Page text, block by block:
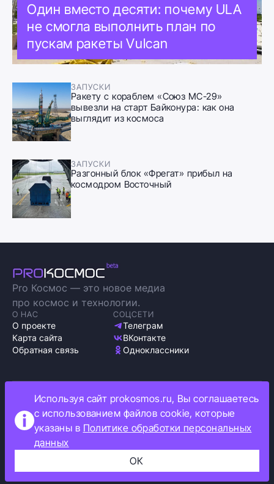
Один вместо десяти: почему ULA
не смогла выполнить план по
пускам ракеты Vulcan
ЗАПУСКИ
Ракету с кораблем «Союз МС-29»
вывезли на старт Байконура: как она
выглядит из космоса
ЗАПУСКИ
Разгонный блок «Фрегат» прибыл на
космодром Восточный
Pro Космос — это новое медиа
про космос и технологии.
О НАС
О проекте
Карта сайта
Обратная связь
СОЦСЕТИ
Телеграм
ВКонтакте
Одноклассники
Политика обработки персональных данных
Как мы используем cookie
Информация об ограничениях
Используя сайт prokosmos.ru, Вы соглашаетесь
с использованием файлов cookie, которые
указаны в Политике обработки персональных
данных
ОК